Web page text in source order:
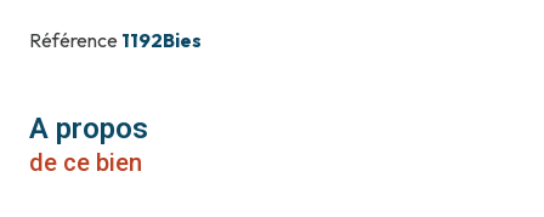
Référence 1192Bies
A propos
de ce bien